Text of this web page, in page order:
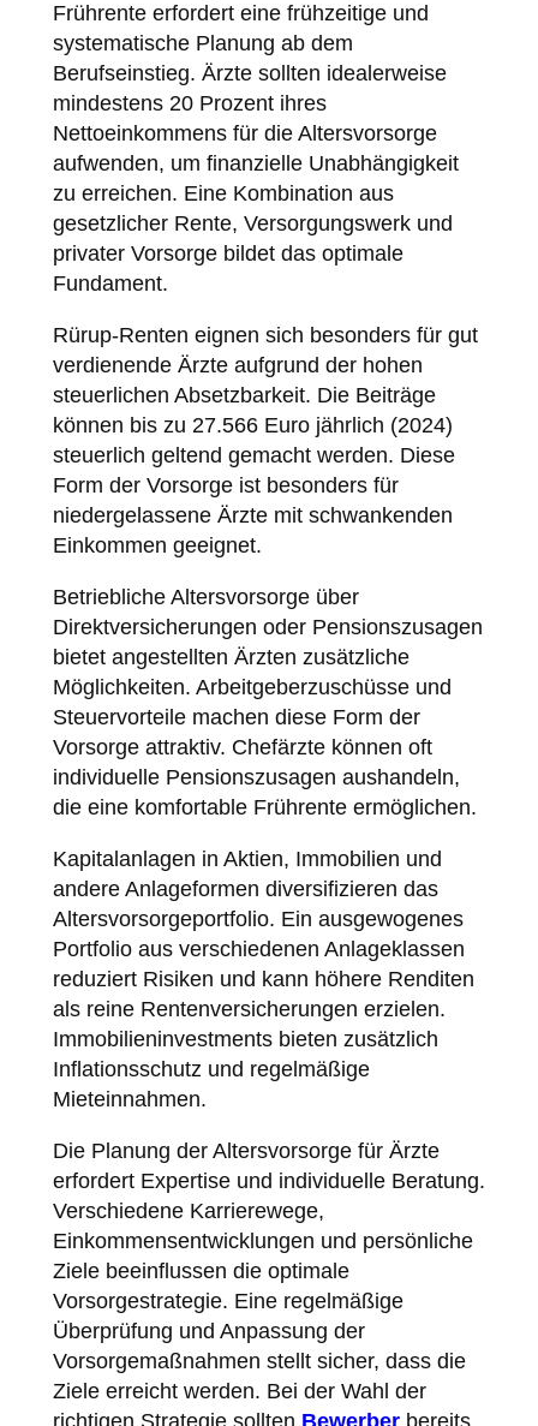
Frührente erfordert eine frühzeitige und
systematische Planung ab dem
Berufseinstieg. Ärzte sollten idealerweise
mindestens 20 Prozent ihres
Nettoeinkommens für die Altersvorsorge
aufwenden, um finanzielle Unabhängigkeit
zu erreichen. Eine Kombination aus
gesetzlicher Rente, Versorgungswerk und
privater Vorsorge bildet das optimale
Fundament.
Rürup-Renten eignen sich besonders für gut
verdienende Ärzte aufgrund der hohen
steuerlichen Absetzbarkeit. Die Beiträge
können bis zu 27.566 Euro jährlich (2024)
steuerlich geltend gemacht werden. Diese
Form der Vorsorge ist besonders für
niedergelassene Ärzte mit schwankenden
Einkommen geeignet.
Betriebliche Altersvorsorge über
Direktversicherungen oder Pensionszusagen
bietet angestellten Ärzten zusätzliche
Möglichkeiten. Arbeitgeberzuschüsse und
Steuervorteile machen diese Form der
Vorsorge attraktiv. Chefärzte können oft
individuelle Pensionszusagen aushandeln,
die eine komfortable Frührente ermöglichen.
Kapitalanlagen in Aktien, Immobilien und
andere Anlageformen diversifizieren das
Altersvorsorgeportfolio. Ein ausgewogenes
Portfolio aus verschiedenen Anlageklassen
reduziert Risiken und kann höhere Renditen
als reine Rentenversicherungen erzielen.
Immobilieninvestments bieten zusätzlich
Inflationsschutz und regelmäßige
Mieteinnahmen.
Die Planung der Altersvorsorge für Ärzte
erfordert Expertise und individuelle Beratung.
Verschiedene Karrierewege,
Einkommensentwicklungen und persönliche
Ziele beeinflussen die optimale
Vorsorgestrategie. Eine regelmäßige
Überprüfung und Anpassung der
Vorsorgemaßnahmen stellt sicher, dass die
Ziele erreicht werden. Bei der Wahl der